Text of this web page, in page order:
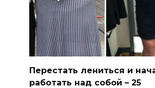
Перестать лениться и
работать над собой – 25